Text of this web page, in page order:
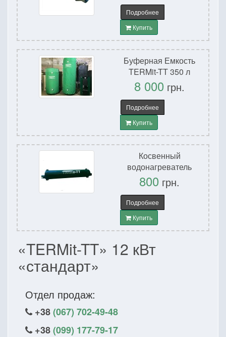
Подробнее
Купить
Буферная Емкость
TERMit-TT 350 л
8 000 грн.
Подробнее
Купить
Косвенный
водонагреватель
800 грн.
Подробнее
Купить
«TERMit-TT» 12 кВт
«стандарт»
Отдел продаж:
+38(067) 702-49-48
+38(099) 177-79-17